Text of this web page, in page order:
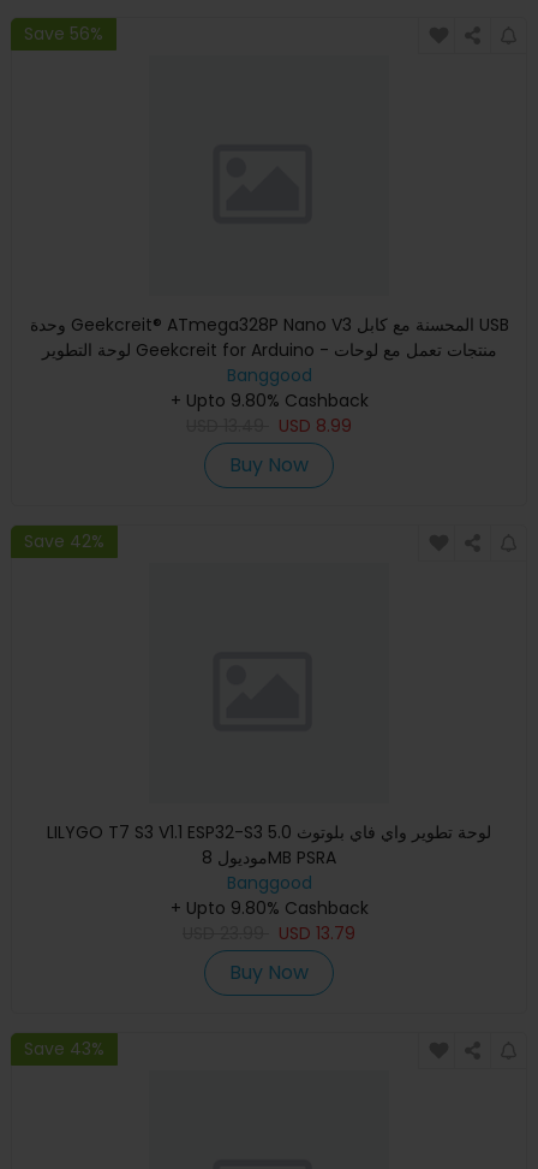
Save 56%
وحدة Geekcreit® ATmega328P Nano V3 المحسنة مع كابل USB
لوحة التطوير Geekcreit for Arduino - منتجات تعمل مع لوحات
Arduino
Banggood
+ Upto 9.80% Cashback
USD 8.99
Buy Now
Save 42%
LILYGO T7 S3 V1.1 ESP32-S3 لوحة تطوير واي فاي بلوتوث 5.0
موديول 8MB PSRA
Banggood
+ Upto 9.80% Cashback
USD 13.79
Buy Now
Save 43%